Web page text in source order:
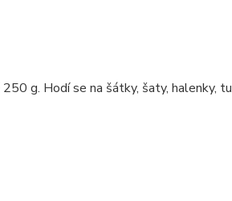
g. Hodí se na šátky, šaty, halenky,